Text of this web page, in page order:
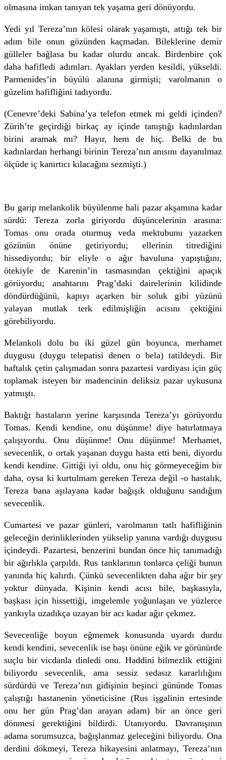
olmasına imkan tanıyan tek yaşama geri dönüyordu.
Yedi yıl Tereza’nın kölesi olarak yaşamıştı, attığı tek bir
adım bile onun gözünden kaçmadan. Bileklerine demir
gülleler bağlasa bu kadar olurdu ancak. Birdenbire çok
daha hafifledi adımları. Ayakları yerden kesildi, yükseldi.
Parmenides’in büyülü alanına girmişti; varolmanın o
güzelim hafifliğini tadıyordu.
(Cenevre’deki Sabina’ya telefon etmek mi geldi içinden?
Zürih’te geçirdiği birkaç ay içinde tanıştığı kadınlardan
birini aramak mı? Hayır, hem de hiç. Belki de bu
kadınlardan herhangi birinin Tereza’nın anısını dayanılmaz
ölçüde iç kanırtıcı kılacağını sezmişti.)
Bu garip melankolik büyülenme hali pazar akşamına kadar
sürdü: Tereza zorla giriyordu düşüncelerinin arasına:
Tomas onu orada oturmuş veda mektubunu yazarken
gözünün önüne getiriyordu; ellerinin titrediğini
hissediyordu; bir eliyle o ağır bavuluna yapıştığını,
ötekiyle de Karenin’in tasmasından çektiğini apaçık
görüyordu; anahtarını Prag’daki dairelerinin kilidinde
döndürdüğünü, kapıyı açarken bir soluk gibi yüzünü
yalayan mutlak terk edilmişliğin acısını çektiğini
görebiliyordu.
Melankoli dolu bu iki güzel gün boyunca, merhamet
duygusu (duygu telepatisi denen o bela) tatildeydi. Bir
haftalık çetin çalışmadan sonra pazartesi vardiyası için güç
toplamak isteyen bir madencinin deliksiz pazar uykusuna
yatmıştı.
Baktığı hastaların yerine karşısında Tereza’yı görüyordu
Tomas. Kendi kendine, onu düşünme! diye hatırlatmaya
çalışıyordu. Onu düşünme! Onu düşünme! Merhamet,
sevecenlik, o ortak yaşanan duygu hasta etti beni, diyordu
kendi kendine. Gittiği iyi oldu, onu hiç görmeyeceğim bir
daha, oysa ki kurtulmam gereken Tereza değil -o hastalık,
Tereza bana aşılayana kadar bağışık olduğunu sandığım
sevecenlik.
Cumartesi ve pazar günleri, varolmanın tatlı hafifliğinin
geleceğin derinliklerinden yükselip yanına vardığı duygusu
içindeydi. Pazartesi, benzerini bundan önce hiç tanımadığı
bir ağırlıkla çarpıldı. Rus tanklarının tonlarca çeliği bunun
yanında hiç kalırdı. Çünkü sevecenlikten daha ağır bir şey
yoktur dünyada. Kişinin kendi acısı bile, başkasıyla,
başkası için hissettiği, imgelemle yoğunlaşan ve yüzlerce
yankıyla uzadıkça uzayan bir acı kadar ağır çekmez.
Sevecenliğe boyun eğmemek konusunda uyardı durdu
kendi kendini, sevecenlik ise başı önüne eğik ve görünürde
suçlu bir vicdanla dinledi onu. Haddini bilmezlik ettiğini
biliyordu sevecenlik, ama sessiz sedasız kararlılığını
sürdürdü ve Tereza’nın gidişinin beşinci gününde Tomas
çalıştığı hastanenin yöneticisine (Rus işgalinin ertesinde
onu her gün Prag’dan arayan adam) bir an önce geri
dönmesi gerektiğini bildirdi. Utanıyordu. Davranışının
adama sorumsuzca, bağışlanmaz geleceğini biliyordu. Ona
derdini dökmeyi, Tereza hikayesini anlatmayı, Tereza’nın